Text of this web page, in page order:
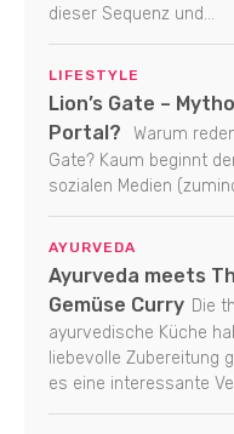
dieser Sequenz und...
LIFESTYLE
Lion’s Gate –
Portal?
Warum
Gate? Kaum beginnt
sozialen Medien
AYURVEDA
Ayurveda meets
Gemüse Curry Die
ayurvedische Küche
liebevolle Zubereitung
es eine interessante